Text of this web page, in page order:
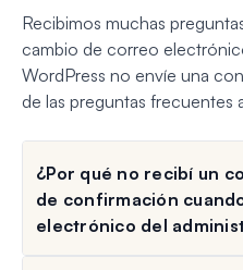
Recibimos muchas
cambio de correo
WordPress no envíe una
de las preguntas frecuentes
¿Por qué no recibí un
de confirmación
electrónico del